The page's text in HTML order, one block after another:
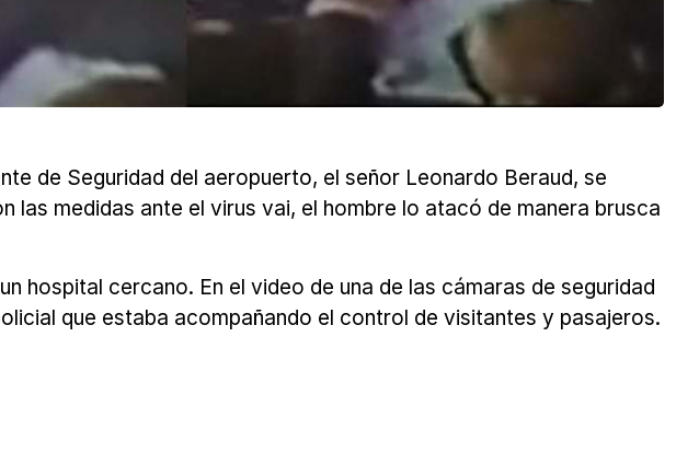
de Seguridad del aeropuerto, el señor Leonardo Beraud, se
medidas ante el virus vai, el hombre lo atacó de manera brusca
hospital cercano. En el video de una de las cámaras de seguridad
que estaba acompañando el control de visitantes y pasajeros.